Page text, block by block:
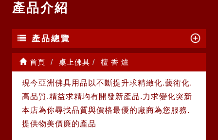
產品介紹
產品總覽
首頁 桌上佛具 檀 香 爐
現今亞洲佛具用品以不斷提升求精緻化.藝術化.
高品質.精益求精均有開發新產品.力求變化突新
本店為你尋找品質與價格最優的廠商為您服務.
提供物美價廉的產品